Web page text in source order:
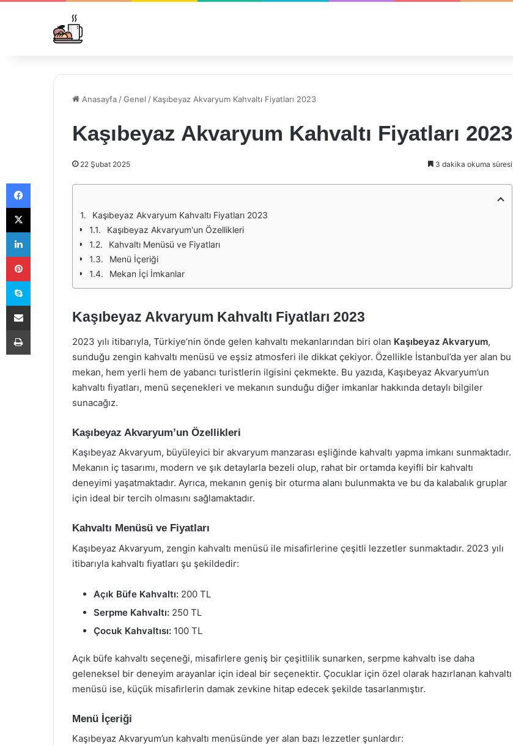
Anasayfa /Genel / Kaşıbeyaz Akvaryum Kahvaltı Fiyatları 2023
Kaşıbeyaz Akvaryum Kahvaltı Fiyatları 2023
22 Şubat 2025 3 dakika okuma süresi
Kaşıbeyaz Akvaryum Kahvaltı Fiyatları 2023
Kaşıbeyaz Akvaryum'un Özellikleri
Kahvaltı Menüsü ve Fiyatları
Menü İçeriği
Mekan İçi İmkanlar
Kaşıbeyaz Akvaryum Kahvaltı Fiyatları 2023
2023 yılı itibarıyla, Türkiye’nin önde gelen kahvaltı mekanlarından biri olan Kaşıbeyaz Akvaryum,
sunduğu zengin kahvaltı menüsü ve eşsiz atmosferi ile dikkat çekiyor. Özellikle İstanbul’da yer alan bu
mekan, hem yerli hem de yabancı turistlerin ilgisini çekmekte. Bu yazıda, Kaşıbeyaz Akvaryum’un
kahvaltı fiyatları, menü seçenekleri ve mekanın sunduğu diğer imkanlar hakkında detaylı bilgiler
sunacağız.
Kaşıbeyaz Akvaryum’un Özellikleri
Kaşıbeyaz Akvaryum, büyüleyici bir akvaryum manzarası eşliğinde kahvaltı yapma imkanı sunmaktadır.
Mekanın iç tasarımı, modern ve şık detaylarla bezeli olup, rahat bir ortamda keyifli bir kahvaltı
deneyimi yaşatmaktadır. Ayrıca, mekanın geniş bir oturma alanı bulunmakta ve bu da kalabalık gruplar
için ideal bir tercih olmasını sağlamaktadır.
Kahvaltı Menüsü ve Fiyatları
Kaşıbeyaz Akvaryum, zengin kahvaltı menüsü ile misafirlerine çeşitli lezzetler sunmaktadır. 2023 yılı
itibarıyla kahvaltı fiyatları şu şekildedir:
Açık Büfe Kahvaltı: 200 TL
Serpme Kahvaltı: 250 TL
Çocuk Kahvaltısı: 100 TL
Açık büfe kahvaltı seçeneği, misafirlere geniş bir çeşitlilik sunarken, serpme kahvaltı ise daha
geleneksel bir deneyim arayanlar için ideal bir seçenektir. Çocuklar için özel olarak hazırlanan kahvaltı
menüsü ise, küçük misafirlerin damak zevkine hitap edecek şekilde tasarlanmıştır.
Menü İçeriği
Kaşıbeyaz Akvaryum’un kahvaltı menüsünde yer alan bazı lezzetler şunlardır:
Facebook
X
LinkedIn
Pinterest
Skype
E-Posta ile paylaş